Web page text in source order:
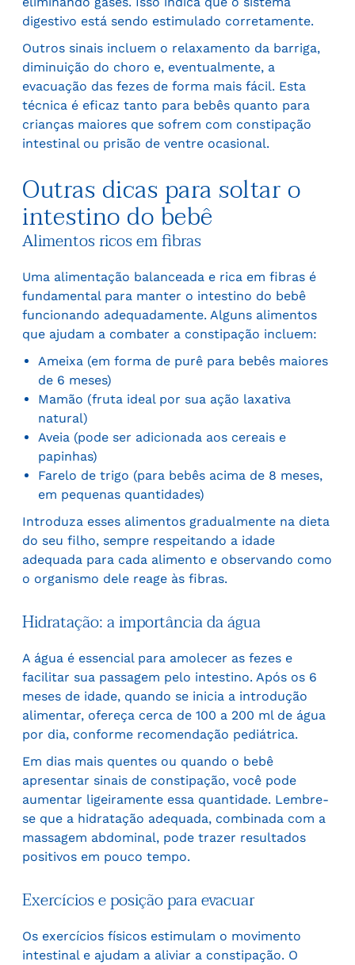
digestivo está sendo estimulado corretamente.
Outros sinais incluem o relaxamento da barriga,
diminuição do choro e, eventualmente, a
evacuação das fezes de forma mais fácil. Esta
técnica é eficaz tanto para bebês quanto para
crianças maiores que sofrem com constipação
intestinal ou prisão de ventre ocasional.
Outras dicas para soltar o
intestino do bebê
Alimentos ricos em fibras
Uma alimentação balanceada e rica em fibras é
fundamental para manter o intestino do bebê
funcionando adequadamente. Alguns alimentos
que ajudam a combater a constipação incluem:
Ameixa (em forma de purê para bebês maiores
de 6 meses)
Mamão (fruta ideal por sua ação laxativa
natural)
Aveia (pode ser adicionada aos cereais e
papinhas)
Farelo de trigo (para bebês acima de 8 meses,
em pequenas quantidades)
Introduza esses alimentos gradualmente na dieta
do seu filho, sempre respeitando a idade
adequada para cada alimento e observando como
o organismo dele reage às fibras.
Hidratação: a importância da água
A água é essencial para amolecer as fezes e
facilitar sua passagem pelo intestino. Após os 6
meses de idade, quando se inicia a introdução
alimentar, ofereça cerca de 100 a 200 ml de água
por dia, conforme recomendação pediátrica.
Em dias mais quentes ou quando o bebê
apresentar sinais de constipação, você pode
aumentar ligeiramente essa quantidade. Lembre-
se que a hidratação adequada, combinada com a
massagem abdominal, pode trazer resultados
positivos em pouco tempo.
Exercícios e posição para evacuar
Os exercícios físicos estimulam o movimento
intestinal e ajudam a aliviar a constipação. O